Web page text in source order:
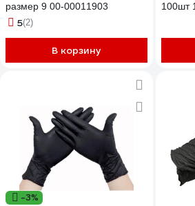
размер 9 00-00011903
5(2)
В корзину
100шт
-3%